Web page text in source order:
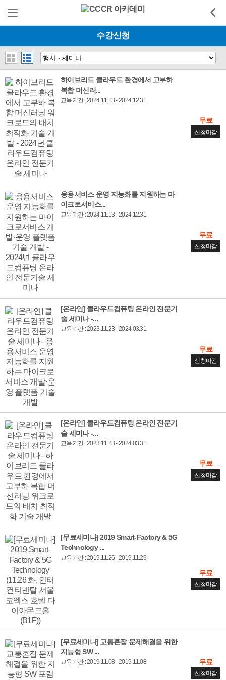
수강신청
하이브리드 클라우드 환경에서 고부하
복합 머신러...
교육기간 : 2024.11.13 - 2024.12.31
무료
신청마감
응용서비스 운영 지능화를 지원하는 마
이크로서비스...
교육기간 : 2024.11.13 - 2024.12.31
무료
신청마감
[온라인] 클라우드컴퓨팅 온라인 전문기
술 세미나 -...
교육기간 : 2023.11.23 - 2024.03.31
무료
신청마감
[온라인] 클라우드컴퓨팅 온라인 전문기
술 세미나 -...
교육기간 : 2023.11.23 - 2024.03.31
무료
신청마감
[무료세미나] 2019 Smart-Factory & 5G
Technology ...
교육기간 : 2019.11.26 - 2019.11.26
무료
신청마감
[무료세미나] 교통혼잡 문제해결을 위한
지능형 SW ...
교육기간 : 2019.11.08 - 2019.11.08 무료
신청마감